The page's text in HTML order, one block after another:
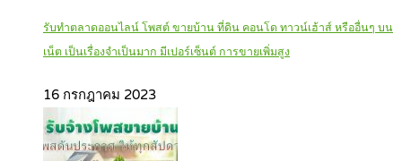
รับทำตลาดออนไลน์ โพสต์ ขายบ้าน ที่ดิน คอนโด ทาวน์เฮ้าส์ หรืออื่นๆ บน
เน็ต เป็นเรื่องจำเป็นมาก มีเปอร์เซ็นต์ การขายเพิ่มสูง
16 กรกฎาคม 2023